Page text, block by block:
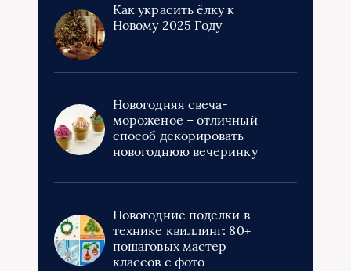
Как украсить ёлку к
Новому 2025 Году
Новогодняя свеча-
мороженое – отличный
способ декорировать
новогоднюю вечеринку
Новогодние поделки в
технике квиллинг: 80+
пошаговых мастер
классов с фото